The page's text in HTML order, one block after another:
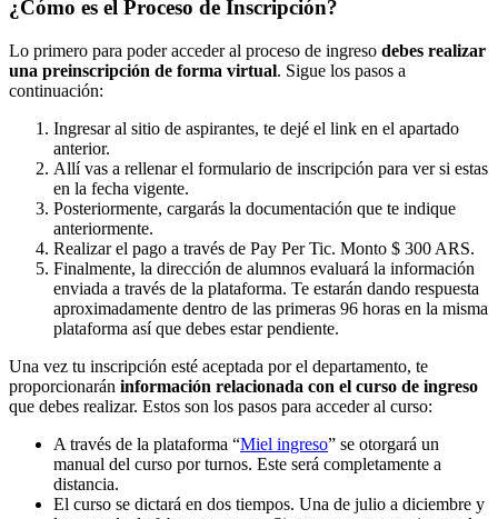
¿Cómo es el Proceso de Inscripción?
Lo primero para poder acceder al proceso de ingreso debes realizar
una preinscripción de forma virtual. Sigue los pasos a
continuación:
Ingresar al sitio de aspirantes, te dejé el link en el apartado
anterior.
Allí vas a rellenar el formulario de inscripción para ver si estas
en la fecha vigente.
Posteriormente, cargarás la documentación que te indique
anteriormente.
Realizar el pago a través de Pay Per Tic. Monto $ 300 ARS.
Finalmente, la dirección de alumnos evaluará la información
enviada a través de la plataforma. Te estarán dando respuesta
aproximadamente dentro de las primeras 96 horas en la misma
plataforma así que debes estar pendiente.
Una vez tu inscripción esté aceptada por el departamento, te
proporcionarán información relacionada con el curso de ingreso
que debes realizar. Estos son los pasos para acceder al curso:
A través de la plataforma “Miel ingreso” se otorgará un
manual del curso por turnos. Este será completamente a
distancia.
El curso se dictará en dos tiempos. Una de julio a diciembre y